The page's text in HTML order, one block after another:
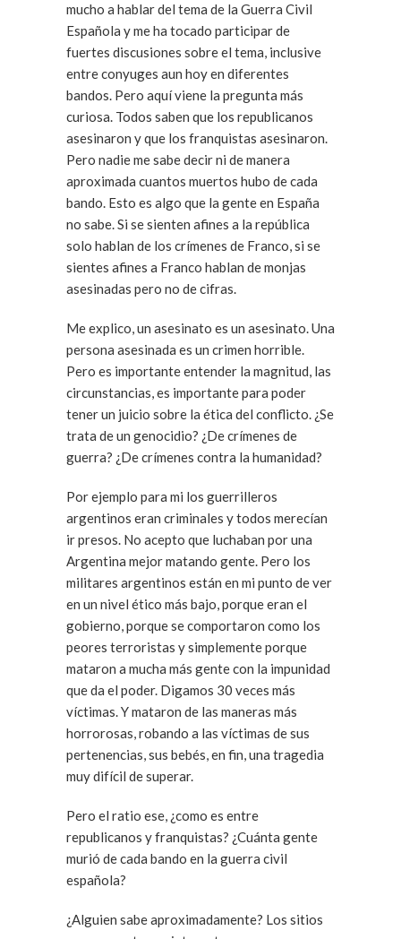
mucho a hablar del tema de la Guerra Civil
Española y me ha tocado participar de
fuertes discusiones sobre el tema, inclusive
entre conyuges aun hoy en diferentes
bandos. Pero aquí viene la pregunta más
curiosa. Todos saben que los republicanos
asesinaron y que los franquistas asesinaron.
Pero nadie me sabe decir ni de manera
aproximada cuantos muertos hubo de cada
bando. Esto es algo que la gente en España
no sabe. Si se sienten afines a la república
solo hablan de los crímenes de Franco, si se
sientes afines a Franco hablan de monjas
asesinadas pero no de cifras.
Me explico, un asesinato es un asesinato. Una
persona asesinada es un crimen horrible.
Pero es importante entender la magnitud, las
circunstancias, es importante para poder
tener un juicio sobre la ética del conflicto. ¿Se
trata de un genocidio? ¿De crímenes de
guerra? ¿De crímenes contra la humanidad?
Por ejemplo para mi los guerrilleros
argentinos eran criminales y todos merecían
ir presos. No acepto que luchaban por una
Argentina mejor matando gente. Pero los
militares argentinos están en mi punto de ver
en un nivel ético más bajo, porque eran el
gobierno, porque se comportaron como los
peores terroristas y simplemente porque
mataron a mucha más gente con la impunidad
que da el poder. Digamos 30 veces más
víctimas. Y mataron de las maneras más
horrorosas, robando a las víctimas de sus
pertenencias, sus bebés, en fin, una tragedia
muy difícil de superar.
Pero el ratio ese, ¿como es entre
republicanos y franquistas? ¿Cuánta gente
murió de cada bando en la guerra civil
española?
¿Alguien sabe aproximadamente? Los sitios